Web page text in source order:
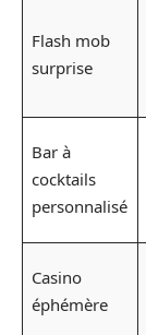
Flash mob
surprise
Bar à
cocktails
personnalisé
Casino
éphémère